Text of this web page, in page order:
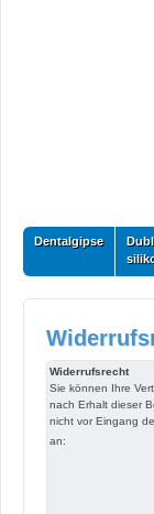
Dentalgipse
Widerrufsrecht
Sie können Ihre
nach Erhalt dieser
nicht vor Eingang
an: